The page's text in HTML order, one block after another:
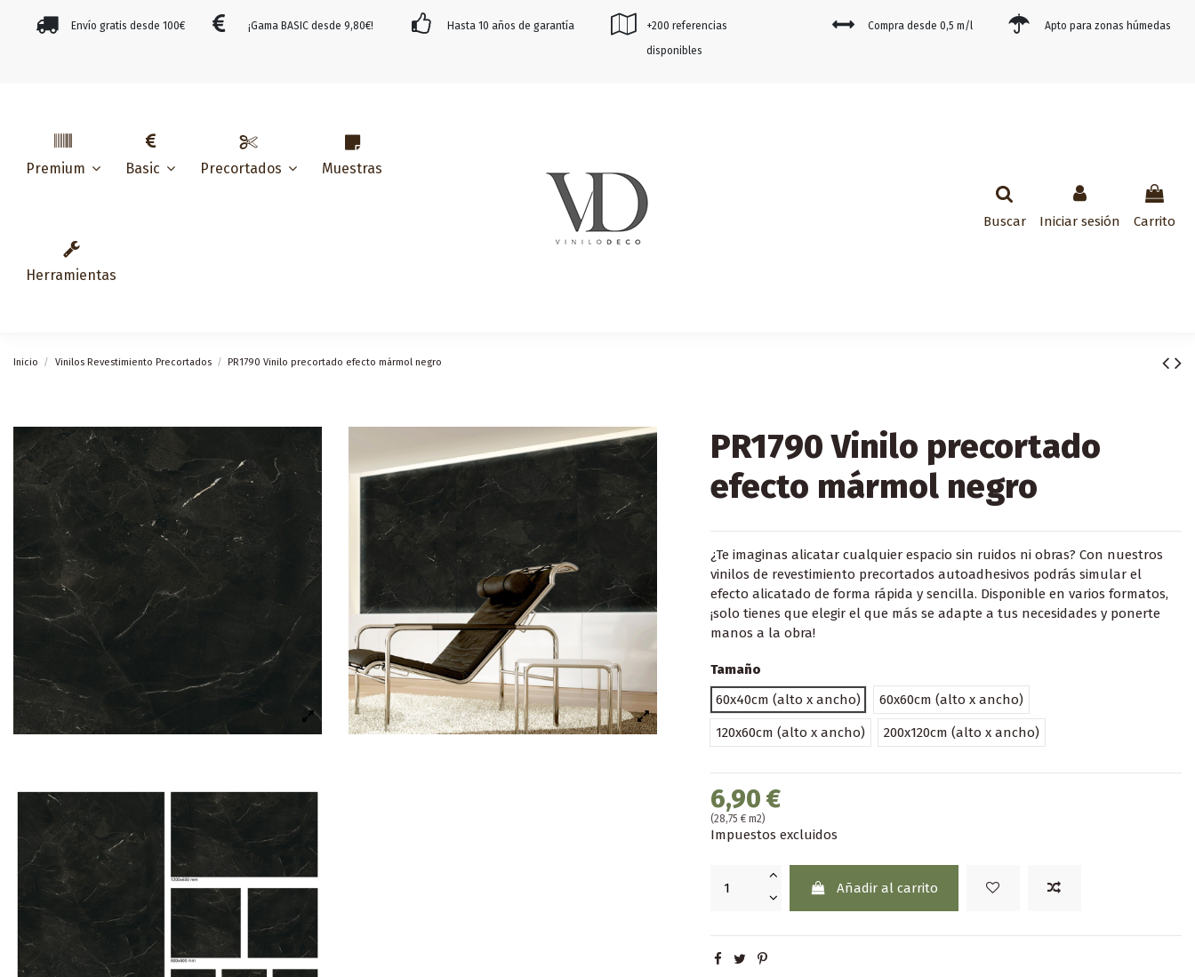
Envío gratis desde 100€ ¡Gama BASIC desde 9,80€! Hasta 10 años de garantía
+200 referencias
disponibles
Compra desde 0,5 m/l Apto para zonas húmedas
Premium Basic Precortados Muestras
Herramientas
Buscar Iniciar sesión Carrito
Inicio Vinilos Revestimiento Precortados PR1790 Vinilo precortado efecto mármol negro
PR1790 Vinilo precortado
efecto mármol negro
¿Te imaginas alicatar cualquier espacio sin ruidos ni obras? Con nuestros
vinilos de revestimiento precortados autoadhesivos podrás simular el
efecto alicatado de forma rápida y sencilla. Disponible en varios formatos,
¡solo tienes que elegir el que más se adapte a tus necesidades y ponerte
manos a la obra!
Tamaño
60x40cm (alto x ancho)
60x60cm (alto x ancho)
120x60cm (alto x ancho) 200x120cm (alto x ancho)
6,90 €
(28,75 € m2)
Impuestos excluidos
Añadir al carrito